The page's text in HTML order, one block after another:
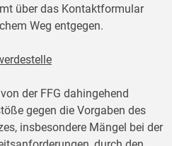
über das Kontaktformular
Weg entgegen.
der FFG dahingehend
gegen die Vorgaben des
insbesondere Mängel bei der